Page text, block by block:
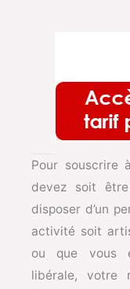
Pour souscrire
devez soit être
disposer d’un
activité soit
ou que vous
libérale, votre